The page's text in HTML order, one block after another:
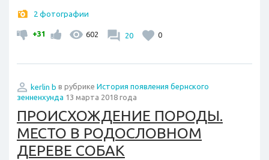
2 фотографии
+31 602 20 0
kerlin b в рубрике История появления бернского
зенненхунда 13 марта 2018 года
ПРОИСХОЖДЕНИЕ ПОРОДЫ.
МЕСТО В РОДОСЛОВНОМ
ДЕРЕВЕ СОБАК